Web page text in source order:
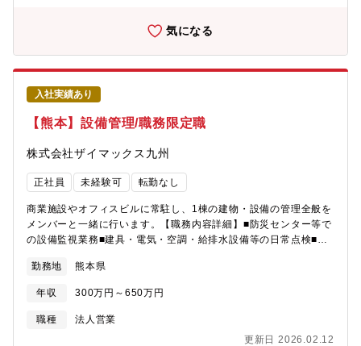
＜食品事業部の特徴＞・食品事業部は1番広い売り場を任されてお
り、幅広い商品を扱っています！・売価や陳列方法を考えなが
ら、個性あふれる売り場作りが可能。・若手社員でも発売前商品
への意見が求められたり、チーフになるとオリジナル商品の開発
や企画に関われます！【キャリアパス】チーフ候補として入社し
た場合は、最短2～3ヶ月/平均10～12ヶ月にて、チーフへ昇格す
ることが可能です。その後は、部長・本部長（最年少28歳で部長
就任事例有）やグループ会社役員・社長（最年少34歳で代表就任
事例有）を目指すことができます。※チーフ最高実績年収：1000
万円以上／チーフ以上平均年収：700万円以上【魅力】・独自のビ
ジネスモデルにより経常利益率は同業界平均1.46%に対して、5％
と高い水準です。そのため、給与として還元される報酬も高くな
ります。・地域や店舗立地に合わせた商品提供や価格設定をする
ため、現場に全裁量がございます。・「現場主義 × 製造小売」を
武器に、2031年度グループ売上2兆円を目標に挙げております。
エリア限定職：エリア内でのみ転居を伴う異動の可能性あり(例：
動なし(原則、ご自宅から1時間半圏内の店舗配属)
気になる
入社実績あり
【熊本】設備管理/職務限定職
株式会社ザイマックス九州
正社員 未経験可 転勤なし
商業施設やオフィスビルに常駐し、1棟の建物・設備の管理全般を
メンバーと一緒に行います。【職務内容詳細】■防災センター等で
の設備監視業務■建具・電気・空調・給排水設備等の日常点検■法
から寄せられる建物設備に関する日常対応など
勤務地 熊本県
年収 300万円～650万円
職種
法人営業
更新日 2026.02.12